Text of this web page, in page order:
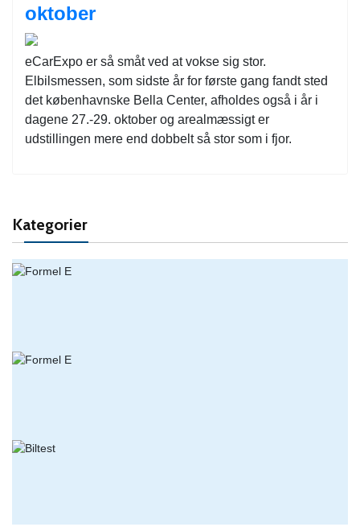
oktober
eCarExpo er så småt ved at vokse sig stor.
Elbilsmessen, som sidste år for første gang fandt sted
det københavnske Bella Center, afholdes også i år i
dagene 27.-29. oktober og arealmæssigt er
udstillingen mere end dobbelt så stor som i fjor.
Kategorier